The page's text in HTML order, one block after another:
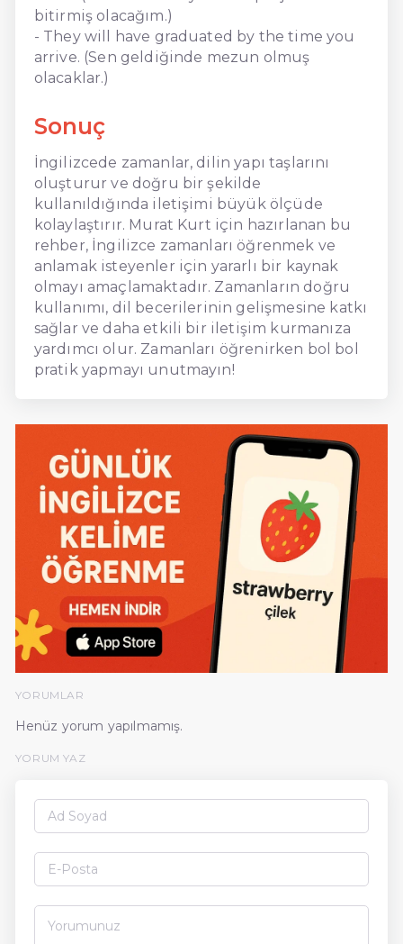
bitirmiş olacağım.)
- They will have graduated by the time you
arrive. (Sen geldiğinde mezun olmuş
olacaklar.)
Sonuç
İngilizcede zamanlar, dilin yapı taşlarını
oluşturur ve doğru bir şekilde
kullanıldığında iletişimi büyük ölçüde
kolaylaştırır. Murat Kurt için hazırlanan bu
rehber, İngilizce zamanları öğrenmek ve
anlamak isteyenler için yararlı bir kaynak
olmayı amaçlamaktadır. Zamanların doğru
kullanımı, dil becerilerinin gelişmesine katkı
sağlar ve daha etkili bir iletişim kurmanıza
yardımcı olur. Zamanları öğrenirken bol bol
pratik yapmayı unutmayın!
YORUMLAR
Henüz yorum yapılmamış.
YORUM YAZ